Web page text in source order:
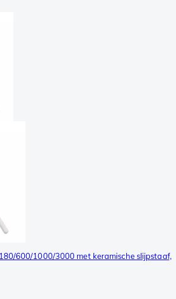
600/1000/3000 met keramische slijpstaaf,